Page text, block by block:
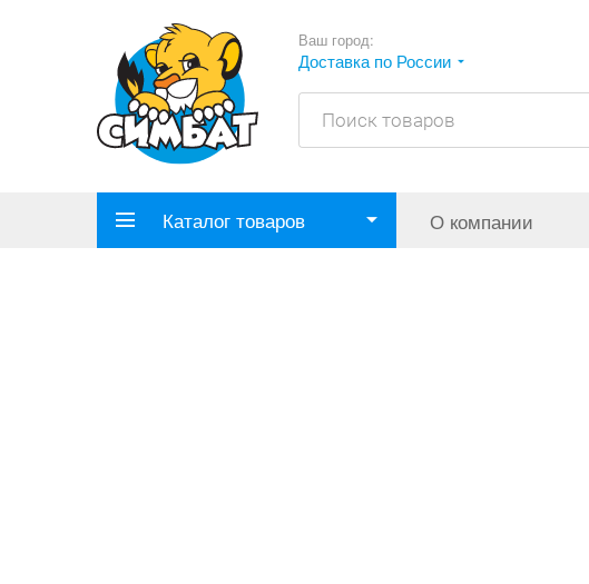
Ваш город:
Доставка по России
Каталог товаров О компании